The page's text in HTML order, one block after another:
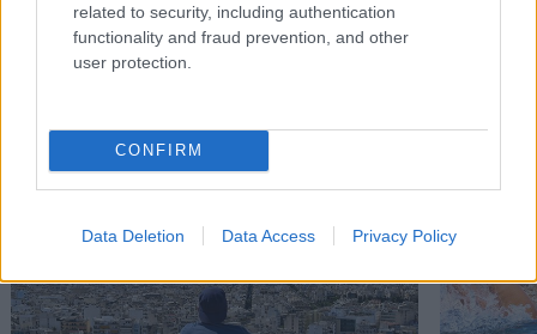
related to security, including authentication
functionality and fraud prevention, and other
user protection.
CONFIRM
Data Deletion Data Access Privacy Policy
Διαβάστε επίσης